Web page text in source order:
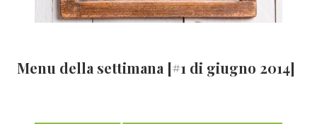
Menu della settimana [#1 di giugno 2014]